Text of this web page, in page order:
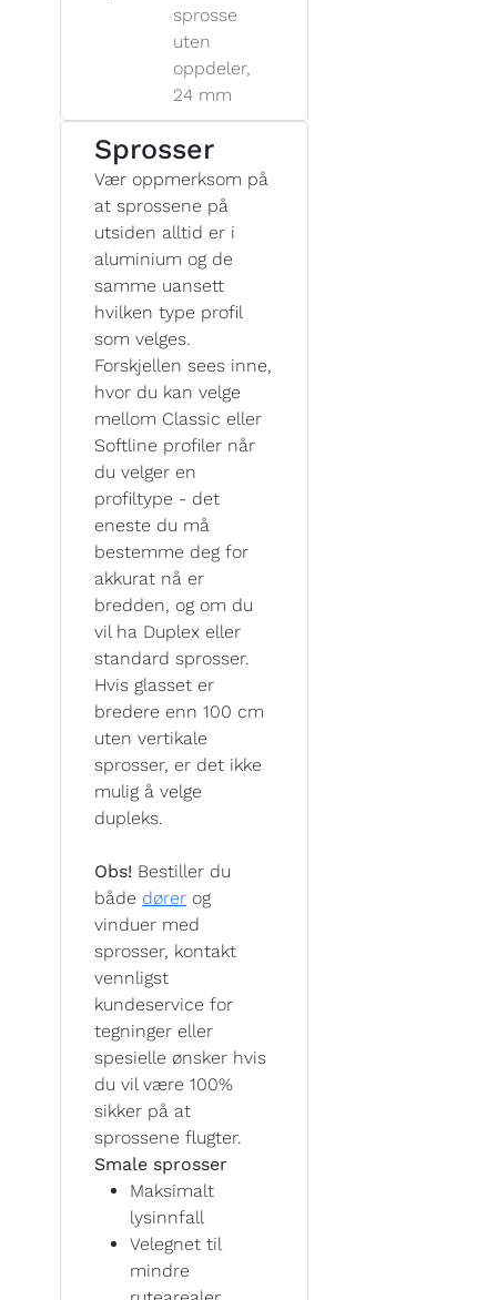
sprosse
uten
oppdeler,
24 mm
Sprosser
Vær oppmerksom på
at sprossene på
utsiden alltid er i
aluminium og de
samme uansett
hvilken type profil
som velges.
Forskjellen sees inne,
hvor du kan velge
mellom Classic eller
Softline profiler når
du velger en
profiltype - det
eneste du må
bestemme deg for
akkurat nå er
bredden, og om du
vil ha Duplex eller
standard sprosser.
Hvis glasset er
bredere enn 100 cm
uten vertikale
sprosser, er det ikke
mulig å velge
dupleks.
Obs! Bestiller du
både dører og
vinduer med
sprosser, kontakt
vennligst
kundeservice for
tegninger eller
spesielle ønsker hvis
du vil være 100%
sikker på at
sprossene flugter.
Smale sprosser
Maksimalt
lysinnfall
Velegnet til
mindre